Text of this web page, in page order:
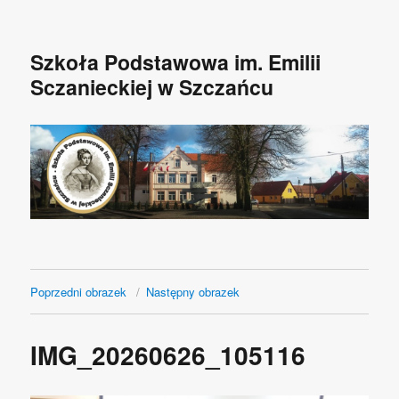
Szkoła Podstawowa im. Emilii
Sczanieckiej w Szczańcu
Poprzedni obrazek Następny obrazek
IMG_20260626_105116